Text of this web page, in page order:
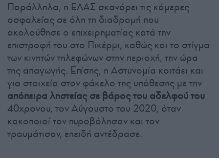
Παράλληλα, η ΕΛΑΣ σκανάρει τις κάμερες
ασφαλείας σε όλη τη διαδρομή που
ακολούθησε ο επιχειρηματίας κατά την
επιστροφή του στο Πικέρμι, καθώς και το στίγμα
των κινητών τηλεφώνων στην περιοχή, την ώρα
της απαγωγής. Επίσης, η Αστυνομία κοιτάει και
για στοιχεία στον φάκελο της υπόθεσης με την
απόπειρα ληστείας σε βάρος του αδελφού του
40χρονου, τον Αύγουστο του 2020, όταν
κακοποιοί τον πυροβόλησαν και τον
τραυμάτισαν, επειδή αντέδρασε.